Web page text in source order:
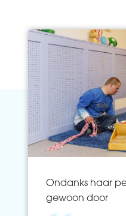
Ondanks haar
gewoon door